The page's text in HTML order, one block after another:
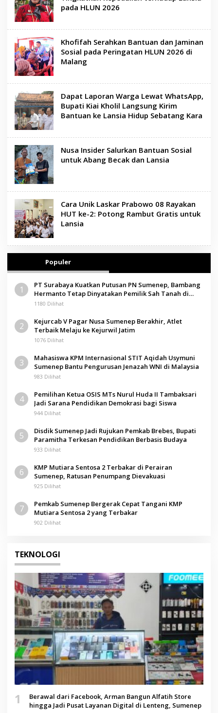
pada HLUN 2026
Khofifah Serahkan Bantuan dan Jaminan
Sosial pada Peringatan HLUN 2026 di
Malang
Dapat Laporan Warga Lewat WhatsApp,
Bupati Kiai Kholil Langsung Kirim
Bantuan ke Lansia Hidup Sebatang Kara
Nusa Insider Salurkan Bantuan Sosial
untuk Abang Becak dan Lansia
Cara Unik Laskar Prabowo 08 Rayakan
HUT ke-2: Potong Rambut Gratis untuk
Lansia
Populer
1
PT Surabaya Kuatkan Putusan PN Sumenep, Bambang
Hermanto Tetap Dinyatakan Pemilik Sah Tanah di
Pamolokan
1180 Dilihat
2
Kejurcab V Pagar Nusa Sumenep Berakhir, Atlet
Terbaik Melaju ke Kejurwil Jatim
1076 Dilihat
3
Mahasiswa KPM Internasional STIT Aqidah Usymuni
Sumenep Bantu Pengurusan Jenazah WNI di Malaysia
983 Dilihat
4
Pemilihan Ketua OSIS MTs Nurul Huda II Tambaksari
Jadi Sarana Pendidikan Demokrasi bagi Siswa
944 Dilihat
5
Disdik Sumenep Jadi Rujukan Pemkab Brebes, Bupati
Paramitha Terkesan Pendidikan Berbasis Budaya
933 Dilihat
6
KMP Mutiara Sentosa 2 Terbakar di Perairan
Sumenep, Ratusan Penumpang Dievakuasi
925 Dilihat
7
Pemkab Sumenep Bergerak Cepat Tangani KMP
Mutiara Sentosa 2 yang Terbakar
902 Dilihat
TEKNOLOGI
1
Berawal dari Facebook, Arman Bangun Alfatih Store
hingga Jadi Pusat Layanan Digital di Lenteng, Sumenep